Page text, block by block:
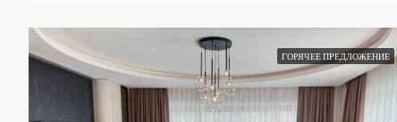
ГОРЯЧЕЕ ПРЕДЛОЖЕНИЕ